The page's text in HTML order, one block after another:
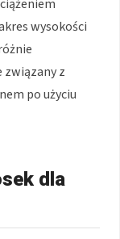
wysokości
z
po użyciu
dla